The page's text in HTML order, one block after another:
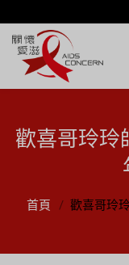
歡喜哥玲玲
首頁 歡喜哥玲